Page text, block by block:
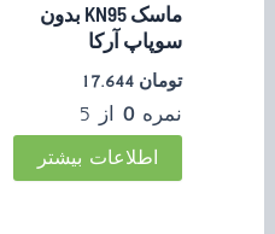
ماسک KN95 بدون
سوپاپ آرکا
تومان 17.644
نمره0 از 5
اطلاعات بیشتر